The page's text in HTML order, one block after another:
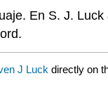
En S. J.
J Luck directly on